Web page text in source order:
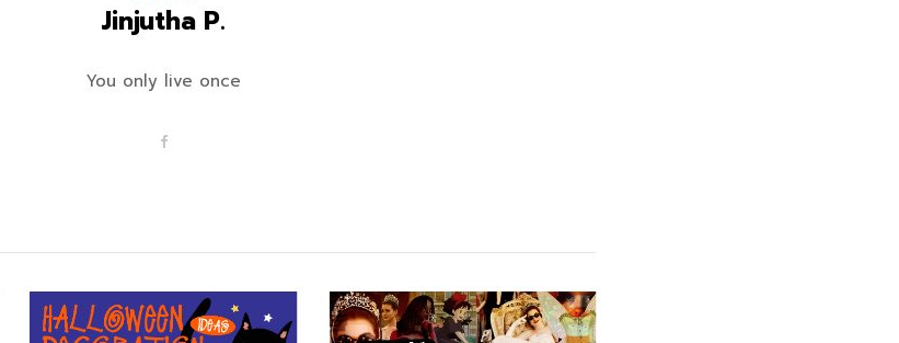
Jinjutha P.
You only live once
F